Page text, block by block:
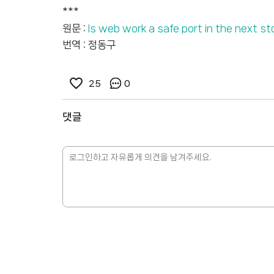
***
원문 : Is web work a safe port in the next
번역 : 정동구
25 0
댓글